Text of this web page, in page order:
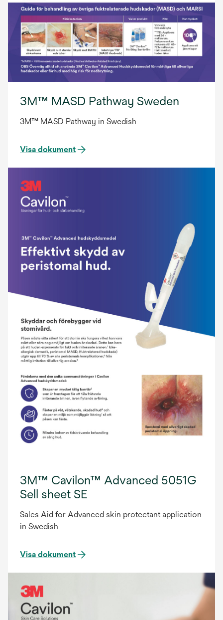
3M™ MASD Pathway Sweden
3M™ MASD Pathway in Swedish
Visa dokument
3M™ Cavilon™ Advanced 5051G
Sell sheet SE
Sales Aid for Advanced skin protectant application
in Swedish
Visa dokument